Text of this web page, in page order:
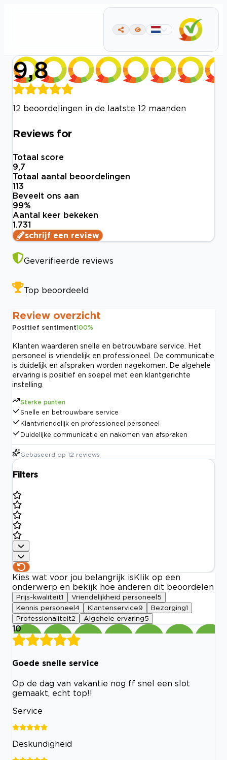
9,8
12 beoordelingen in de laatste 12 maanden
Reviews for
Totaal score
9,7
Totaal aantal beoordelingen
113
Beveelt ons aan
99%
Aantal keer bekeken
1.731
schrijf een review
Geverifieerde reviews
Top beoordeeld
Review overzicht
Positief sentiment100%
Klanten waarderen snelle en betrouwbare service. Het
personeel is vriendelijk en professioneel. De communicatie
is duidelijk en afspraken worden nagekomen. De algehele
ervaring is positief en soepel met een klantgerichte
instelling.
Sterke punten
Snelle en betrouwbare service
Klantvriendelijk en professioneel personeel
Duidelijke communicatie en nakomen van afspraken
Gebaseerd op 12 reviews
Filters
Kies wat voor jou belangrijk is Klik op een
onderwerp en bekijk hoe anderen dit beoordelen
Prijs-kwaliteit1 Vriendelijkheid personeel 5
Kennis personeel 4 Klantenservice9 Bezorging1
Professionaliteit2 Algehele ervaring5
10
Goede snelle service
Op de dag van vakantie nog ff snel een slot
gemaakt, echt top!!
Service
Deskundigheid